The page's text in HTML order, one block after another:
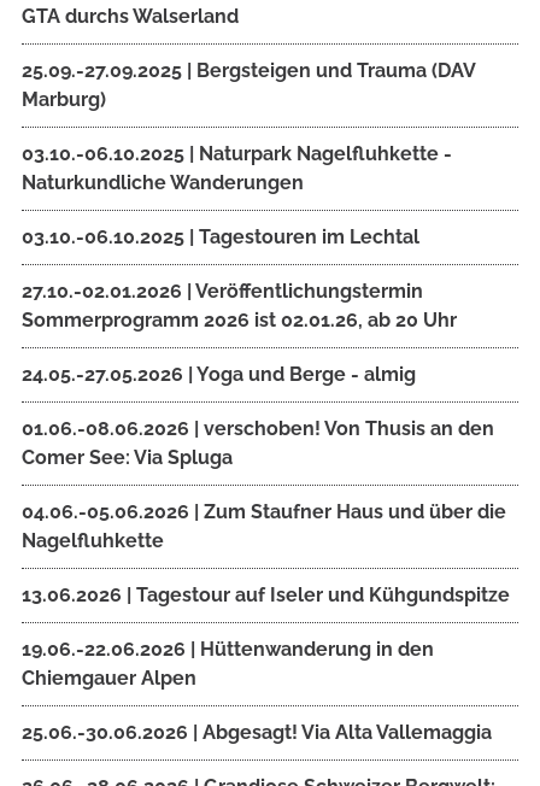
GTA durchs Walserland
25.09.-27.09.2025 | Bergsteigen und Trauma (DAV
Marburg)
03.10.-06.10.2025 | Naturpark Nagelfluhkette -
Naturkundliche Wanderungen
03.10.-06.10.2025 | Tagestouren im Lechtal
27.10.-02.01.2026 | Veröffentlichungstermin
Sommerprogramm 2026 ist 02.01.26, ab 20 Uhr
24.05.-27.05.2026 | Yoga und Berge - almig
01.06.-08.06.2026 | verschoben! Von Thusis an den
Comer See: Via Spluga
04.06.-05.06.2026 | Zum Staufner Haus und über die
Nagelfluhkette
13.06.2026 | Tagestour auf Iseler und Kühgundspitze
19.06.-22.06.2026 | Hüttenwanderung in den
Chiemgauer Alpen
25.06.-30.06.2026 | Abgesagt! Via Alta Vallemaggia